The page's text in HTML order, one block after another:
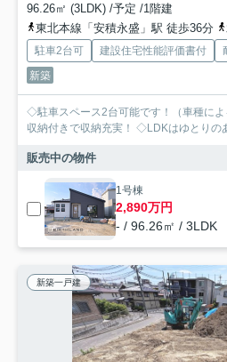
96.26㎡ (3LDK) /予定 /1階建
東北本線「安積永盛」駅 徒歩36分
駐車2台可 建設住宅性能評価書付
新築
◇駐車スペース2台可能です！（車種に
収納付きで収納充実！ ◇LDKはゆとりの
販売中の物件
1号棟
2,890万円
- / 96.26㎡ / 3LDK
新築一戸建